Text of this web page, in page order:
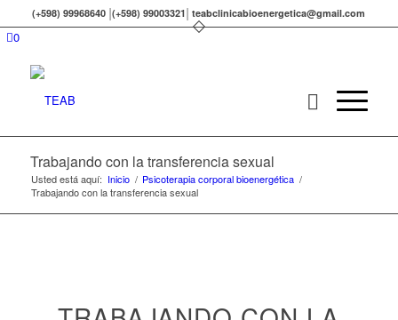
(+598) 99968640 |(+598) 99003321| teabclinicabioenergetica@gmail.com
0
Trabajando con la transferencia sexual
Usted está aquí: Inicio / Psicoterapia corporal bioenergética /
Trabajando con la transferencia sexual